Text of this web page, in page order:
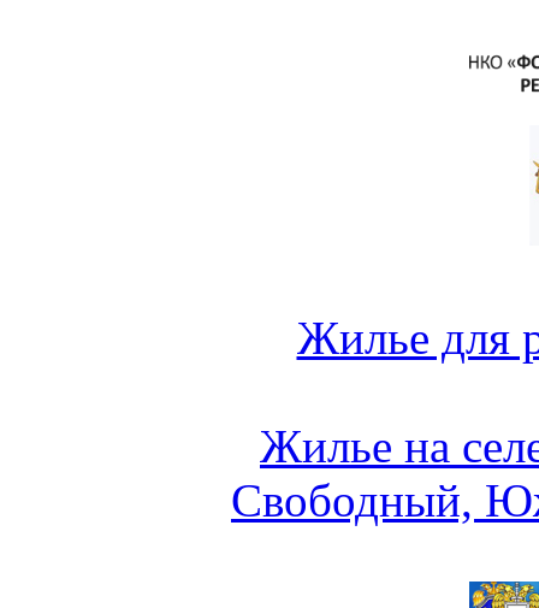
Жилье для
Жилье на
Свободный,